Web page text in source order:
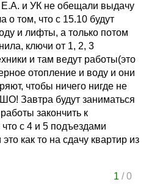
Е.А. и УК не обещали выдачу
о том, что с 15.10 будут
и лифты, а только потом
ключи от 1, 2, 3
и там ведут работы(это
отопление и воду и они
чтобы ничего нигде не
Завтра будут заниматься
закончить к
что с 4 и 5 подъездами
как то на сдачу квартир из
1 /0